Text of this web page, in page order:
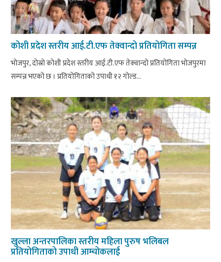
कोशी प्रदेश स्तरीय आई.टी.एफ तेक्वान्दो प्रतियोगिता सम्पन्न
भोजपुर, दोस्रो कोशी प्रदेश स्तरीय आई.टी.एफ तेक्वान्दो प्रतियोगिता भोजपुरमा
सम्पन्न भएको छ । प्रतियोगिताको उपाधी १२ गोल्ड...
खुल्ला अन्तरपालिका स्तरीय महिला पुरुष भलिबल
प्रतियोगिताको उपाधी आम्चोकलाई